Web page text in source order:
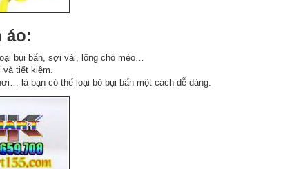
áo:
bụi bẩn, sợi vải, lông chó mèo…
tiết kiệm.
là bạn có thể loại bỏ bụi bẩn một cách dễ dàng.